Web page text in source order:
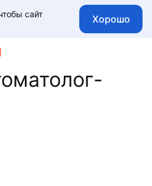
сайт
Хорошо